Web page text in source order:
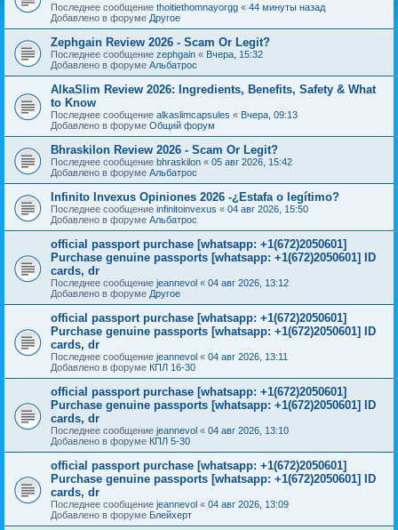
Последнее сообщение thoitiethomnayorgg « 44 минуты назад
Добавлено в форуме Другое
Zephgain Review 2026 - Scam Or Legit?
Последнее сообщение zephgain « Вчера, 15:32
Добавлено в форуме Альбатрос
AlkaSlim Review 2026: Ingredients, Benefits, Safety & What
to Know
Последнее сообщение alkaslimcapsules « Вчера, 09:13
Добавлено в форуме Общий форум
Bhraskilon Review 2026 - Scam Or Legit?
Последнее сообщение bhraskilon « 05 авг 2026, 15:42
Добавлено в форуме Альбатрос
Infinito Invexus Opiniones 2026 -¿Estafa o legítimo?
Последнее сообщение infinitoinvexus « 04 авг 2026, 15:50
Добавлено в форуме Альбатрос
official passport purchase [whatsapp: +1(672)2050601]
Purchase genuine passports [whatsapp: +1(672)2050601] ID
cards, dr
Последнее сообщение jeannevol « 04 авг 2026, 13:12
Добавлено в форуме Другое
official passport purchase [whatsapp: +1(672)2050601]
Purchase genuine passports [whatsapp: +1(672)2050601] ID
cards, dr
Последнее сообщение jeannevol « 04 авг 2026, 13:11
Добавлено в форуме КПЛ 16-30
official passport purchase [whatsapp: +1(672)2050601]
Purchase genuine passports [whatsapp: +1(672)2050601] ID
cards, dr
Последнее сообщение jeannevol « 04 авг 2026, 13:10
Добавлено в форуме КПЛ 5-30
official passport purchase [whatsapp: +1(672)2050601]
Purchase genuine passports [whatsapp: +1(672)2050601] ID
cards, dr
Последнее сообщение jeannevol « 04 авг 2026, 13:09
Добавлено в форуме Блейхерт